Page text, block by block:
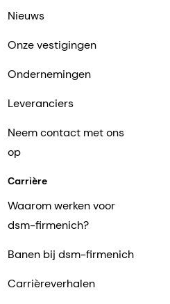
Nieuws
Onze vestigingen
Ondernemingen
Leveranciers
Neem contact met ons
op
Carrière
Waarom werken voor
dsm-firmenich?
Banen bij dsm-firmenich
Carrièreverhalen